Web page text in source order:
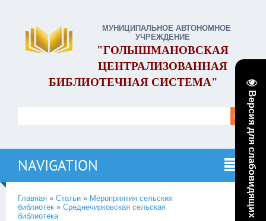
Версия для слабовидящих
МУНИЦИПАЛЬНОЕ АВТОНОМНОЕ
УЧРЕЖДЕНИЕ
"ГОЛЫШМАНОВСКАЯ
ЦЕНТРАЛИЗОВАННАЯ
БИБЛИОТЕЧНАЯ СИСТЕМА"
NAVIGATION
Главная » Статьи » Мероприятия сельских
библиотек » Среднечирковская сельская
библиотека